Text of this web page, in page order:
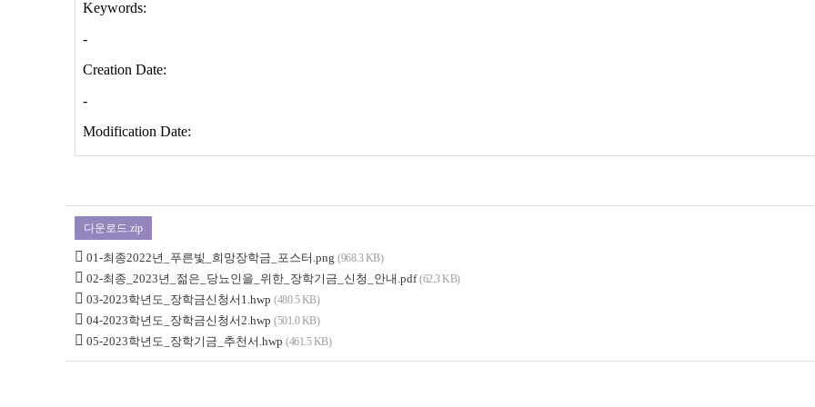
다운로드.zip
01-최종2022년_푸른빛_희망장학금_포스터.png (968.3 KB)
02-최종_2023년_젊은_당뇨인을_위한_장학기금_신청_안내.pdf (62.3 KB)
03-2023학년도_장학금신청서1.hwp (480.5 KB)
04-2023학년도_장학금신청서2.hwp (501.0 KB)
05-2023학년도_장학기금_추천서.hwp (461.5 KB)